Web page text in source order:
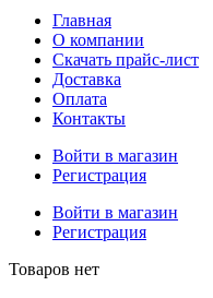
Главная
О компании
Скачать прайс-лист
Доставка
Оплата
Контакты
Войти в магазин
Регистрация
Войти в магазин
Регистрация
Товаров нет